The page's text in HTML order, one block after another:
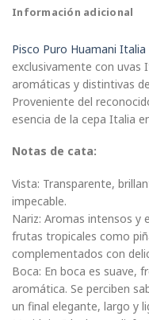
Información adicional
Pisco Puro Huamani Italia
exclusivamente con uvas
aromáticas y distintivas
Proveniente del
esencia de la cepa Italia
Notas de cata:
Vista: Transparente,
impecable.
Nariz: Aromas intensos y
frutas tropicales como
complementados con
Boca: En boca es suave,
aromática. Se perciben
un final elegante, largo y